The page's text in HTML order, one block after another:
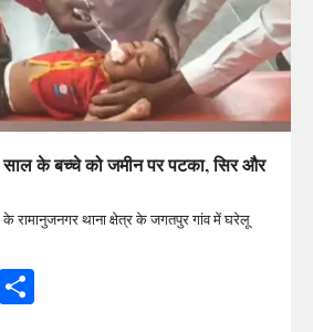
के बच्चे को जमीन पर पटका, सिर और
थाना क्षेत्र के जगतपुर गांव में घरेलू
X